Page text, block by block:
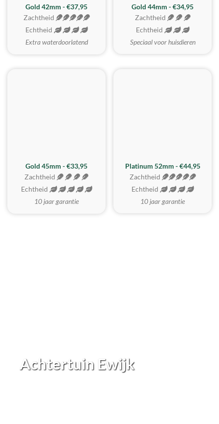
ZACHTSTE
Gold 42mm - €37,95
Zachtheid
Echtheid
Extra waterdoorlatend
Gold 44mm - €34,95
Zachtheid
Echtheid
Speciaal voor huisdieren
REALISTISCH
Gold 45mm - €33,95
Zachtheid
Echtheid
10 jaar garantie
ZACHTSTE
Platinum 52mm - €44,95
Zachtheid
Echtheid
10 jaar garantie
Achtertuin Ewijk